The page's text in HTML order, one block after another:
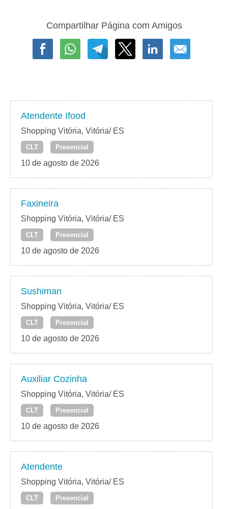
Compartilhar Página com Amigos
Atendente Ifood
Shopping Vitória, Vitória/ ES
CLT Presencial
10 de agosto de 2026
Faxineira
Shopping Vitória, Vitória/ ES
CLT Presencial
10 de agosto de 2026
Sushiman
Shopping Vitória, Vitória/ ES
CLT Presencial
10 de agosto de 2026
Auxiliar Cozinha
Shopping Vitória, Vitória/ ES
CLT Presencial
10 de agosto de 2026
Atendente
Shopping Vitória, Vitória/ ES
CLT Presencial